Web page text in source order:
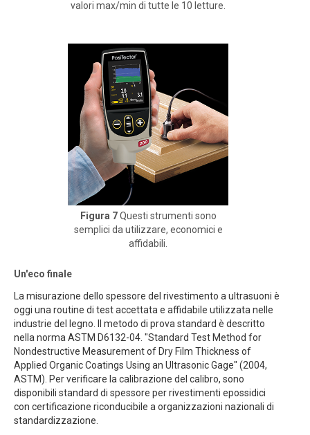
valori max/min di tutte le 10 letture.
Figura 7Questi strumenti sono
semplici da utilizzare, economici e
affidabili.
Un'eco finale
La misurazione dello spessore del rivestimento a ultrasuoni è
oggi una routine di test accettata e affidabile utilizzata nelle
industrie del legno. Il metodo di prova standard è descritto
nella norma ASTM D6132-04. "Standard Test Method for
Nondestructive Measurement of Dry Film Thickness of
Applied Organic Coatings Using an Ultrasonic Gage" (2004,
ASTM). Per verificare la calibrazione del calibro, sono
disponibili standard di spessore per rivestimenti epossidici
con certificazione riconducibile a organizzazioni nazionali di
standardizzazione.